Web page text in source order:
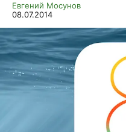
Евгений Мосунов
08.07.2014